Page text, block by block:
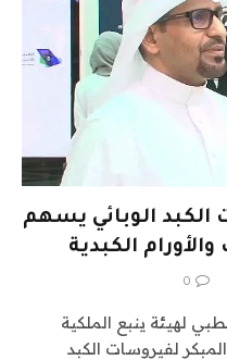
الوبائي يسهم
الكبدية
0
لهيئة ينبع الملكية
لفيروسات الكبد